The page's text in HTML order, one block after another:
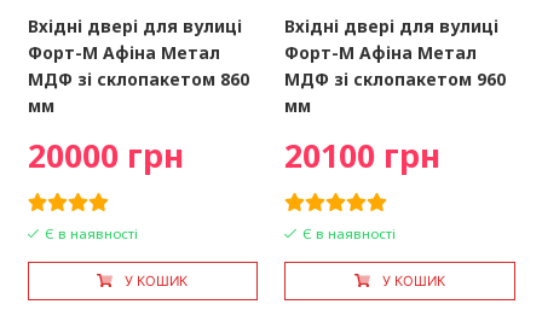
Вхідні двері для вулиці
Форт-М Афіна Метал
МДФ зі склопакетом 860
мм
20000 грн
Є в наявності
У КОШИК
Вхідні двері для вулиці
Форт-М Афіна Метал
МДФ зі склопакетом 960
мм
20100 грн
Є в наявності
У КОШИК